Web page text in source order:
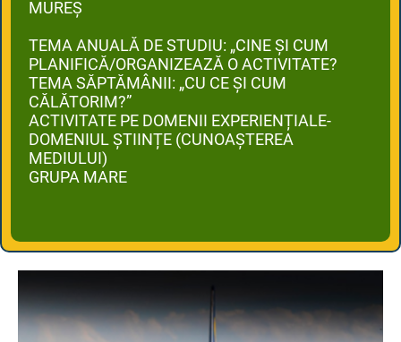
MUREȘ
TEMA ANUALĂ DE STUDIU: „CINE ȘI CUM
PLANIFICĂ/ORGANIZEAZĂ O ACTIVITATE?
TEMA SĂPTĂMÂNII: „CU CE ȘI CUM
CĂLĂTORIM?”
ACTIVITATE PE DOMENII EXPERIENȚIALE-
DOMENIUL ȘTIINȚE (CUNOAȘTEREA
MEDIULUI)
GRUPA MARE